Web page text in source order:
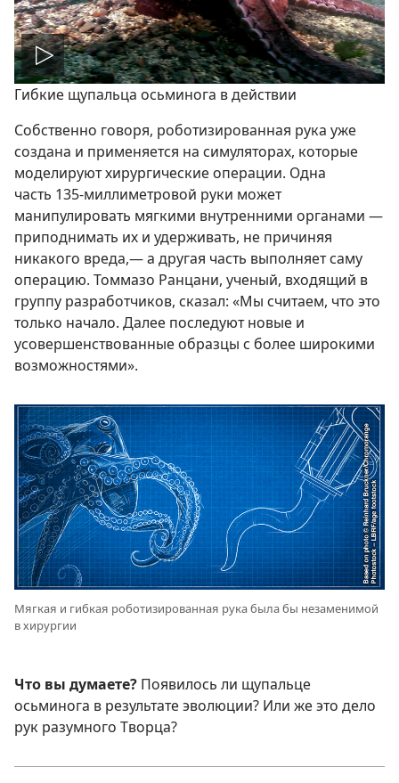
Воспроизвести
видео
Гибкие щупальца осьминога в действии
Собственно говоря, роботизированная рука уже
создана и применяется на симуляторах, которые
моделируют хирургические операции. Одна
часть 135-миллиметровой руки может
манипулировать мягкими внутренними органами —
приподнимать их и удерживать, не причиняя
никакого вреда,— а другая часть выполняет саму
операцию. Томмазо Ранцани, ученый, входящий в
группу разработчиков, сказал: «Мы считаем, что это
только начало. Далее последуют новые и
усовершенствованные образцы с более широкими
возможностями».
Мягкая и гибкая роботизированная рука была бы незаменимой
в хирургии
Что вы думаете? Появилось ли щупальце
осьминога в результате эволюции? Или же это дело
рук разумного Творца?